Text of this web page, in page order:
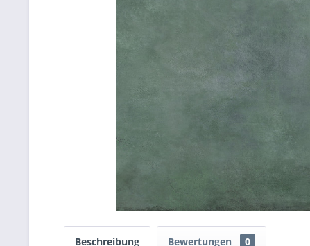
Beschreibung Bewertungen 0